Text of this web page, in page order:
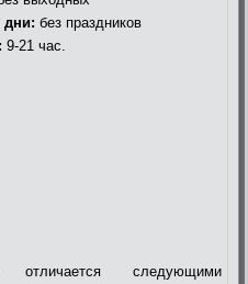
дни: без праздников
9-21 час.
следующими